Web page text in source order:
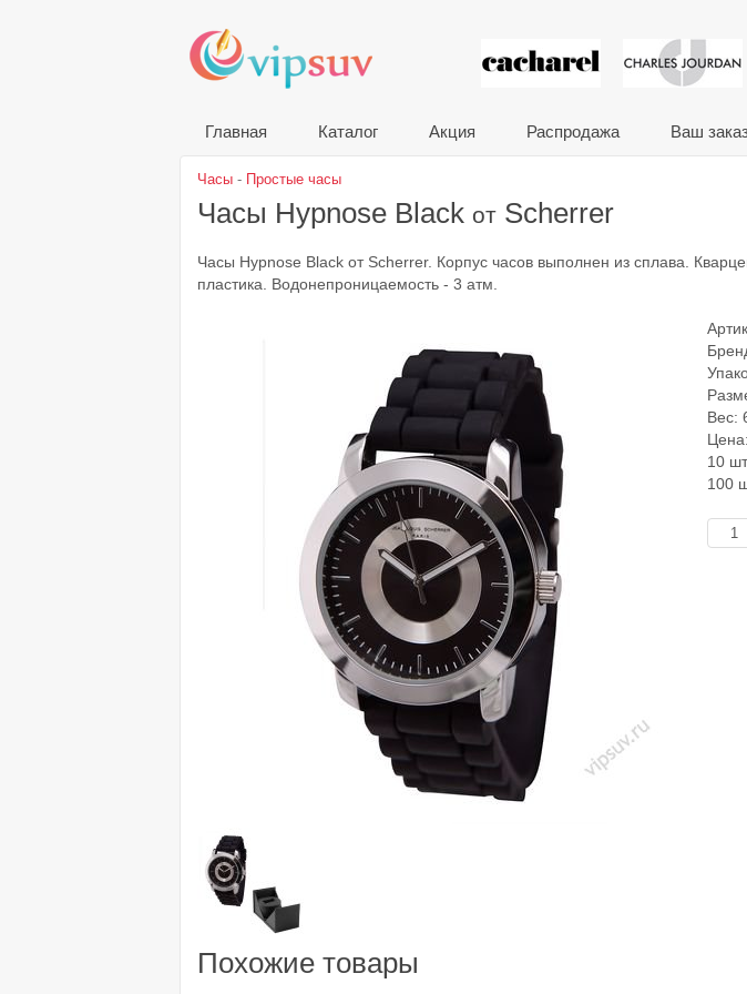
VIP
Главная Каталог Акция Распродажа Ваш
Часы - Простые часы
Часы Hypnose Black от Scherrer
Часы Hypnose Black от Scherrer. Корпус часов выполнен из сплава.
пластика. Водонепроницаемость - 3 атм.
Вес:
Цена:
10
100
Похожие товары